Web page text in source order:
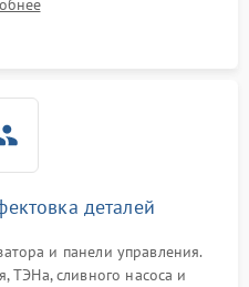
управления.
деталей
и панели управления.
ТЭНа, сливного насоса и